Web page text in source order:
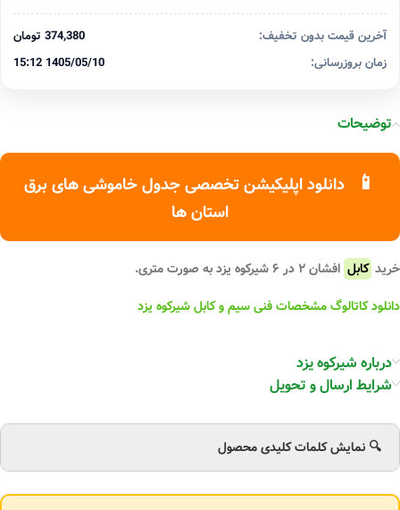
آخرین قیمت بدون تخفیف:
374,380 تومان
زمان بروزرسانی:
1405/05/10 15:12
توضیحات
📱
دانلود اپلیکیشن تخصصی جدول خاموشی های برق
استان ها
خرید کابل افشان ۲ در ۶ شیرکوه یزد به صورت متری.
دانلود کاتالوگ مشخصات فنی سیم و کابل شیرکوه یزد
درباره شیرکوه یزد
شرایط ارسال و تحویل
🔍 نمایش کلمات کلیدی محصول